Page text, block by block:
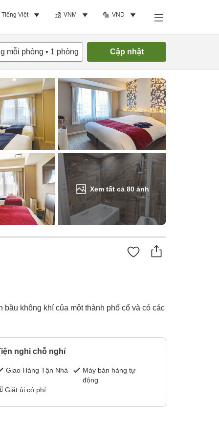
Tiếng Việt VNM VND
mỗi phòng • 1 phòng Cập nhật
Xem tất cả80 ảnh
Tìm phòng trống
không khí của một thành phố cổ và có các
nghi chỗ nghỉ
Giao Hàng Tận Nhà
Máy bán hàng tự
động
Giặt ủi có phí